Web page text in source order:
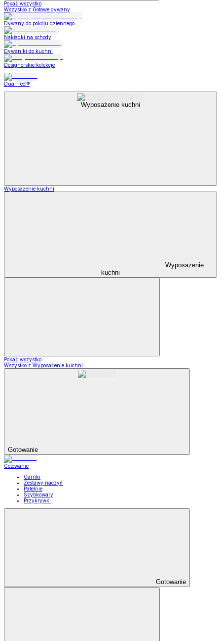
Pokaż wszystko
Wszystko z Gotowe dywany
Dywany do pokoju dziennego
Nakładki na schody
Dywaniki do kuchni
Designerskie kolekcje
Dual Feel®
Wyposażenie kuchni
Wyposażenie kuchni
Wyposażenie
kuchni
Pokaż wszystko
Wszystko z Wyposażenie kuchni
Gotowanie
Gotowanie
Garnki
Zestawy naczyń
Patelnie
Szybkowary
Przykrywki
Gotowanie